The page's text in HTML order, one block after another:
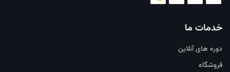
خدمات ما
دوره های آنلاین
فروشگاه